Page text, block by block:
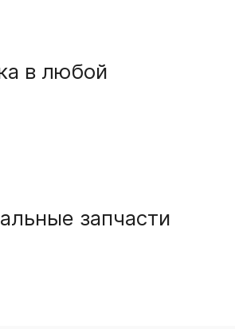
в любой
запчасти